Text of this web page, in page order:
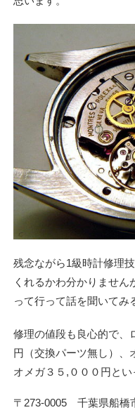
残念ながら1級時計修理
くれるかわ分かりませ
って行って話を聞いてみ
修理の値段も良心的で、
円（交換パーツ無し）、
オメガ３５,０００円とい
〒273-0005 千葉県船橋